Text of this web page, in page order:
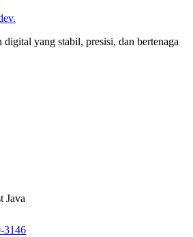
.
digital yang stabil, presisi, dan bertenaga
Java
3146